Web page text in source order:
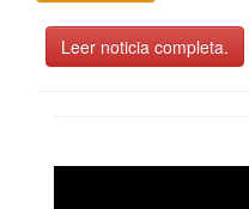
Leer noticia completa.